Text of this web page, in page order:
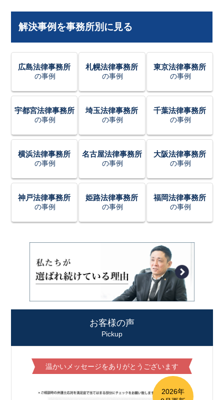
解決事例を事務所別に見る
広島法律事務所
の事例
札幌法律事務所
の事例
東京法律事務所
の事例
宇都宮法律事務所
の事例
埼玉法律事務所
の事例
千葉法律事務所
の事例
横浜法律事務所
の事例
名古屋法律事務所
の事例
大阪法律事務所
の事例
神戸法律事務所
の事例
姫路法律事務所
の事例
福岡法律事務所
の事例
お客様の声
Pickup
温かいメッセージをありがとうございます
2026年